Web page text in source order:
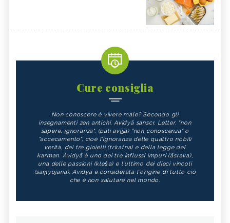
Cure consiglia
Non conoscere è vivere male? Secondo gli
insegnamenti zen antichi, Avidyā sanscr. Letter. "non
sapere, ignoranza". (pāli avijjā) "non conoscenza" o
"accecamento", cioè l'ignoranza delle quattro nobili
verità, dei tre gioielli (triratna) e della legge del
karman. Avidyā è uno dei tre influssi impuri (āsrava),
una delle passioni (kleśa) e l'ultimo dei dieci vincoli
(saṃyojana). Avidyā è considerata l'origine di tutto ciò
che è non salutare nel mondo.